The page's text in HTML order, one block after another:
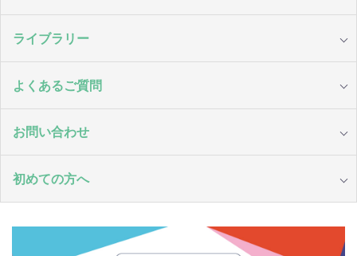
ライブラリー
よくあるご質問
お問い合わせ
初めての方へ